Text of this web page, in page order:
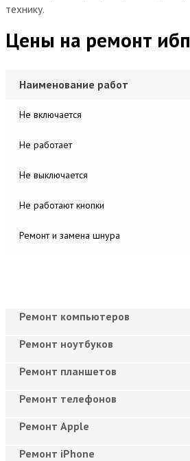
технику.
Цены на ремонт ибп
Наименование работ
Не включается
Не работает
Не выключается
Не работают кнопки
Ремонт и замена шнура
Ремонт компьютеров
Ремонт ноутбуков
Ремонт планшетов
Ремонт телефонов
Ремонт Apple
Ремонт iPhone